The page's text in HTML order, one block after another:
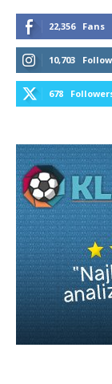
22,356 Fans
10,703
678